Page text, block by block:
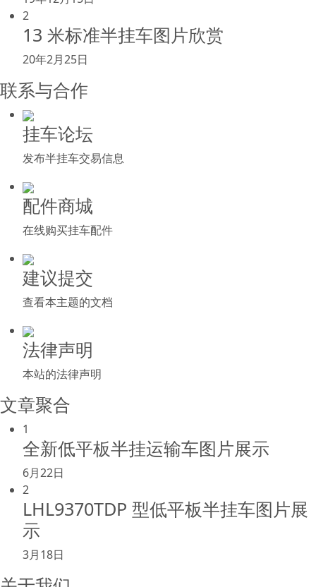
2
13 米标准半挂车图片欣赏
20年2月25日
联系与合作
挂车论坛
发布半挂车交易信息
配件商城
在线购买挂车配件
建议提交
查看本主题的文档
法律声明
本站的法律声明
文章聚合
1
全新低平板半挂运输车图片展示
6月22日
2
LHL9370TDP 型低平板半挂车图片展
示
3月18日